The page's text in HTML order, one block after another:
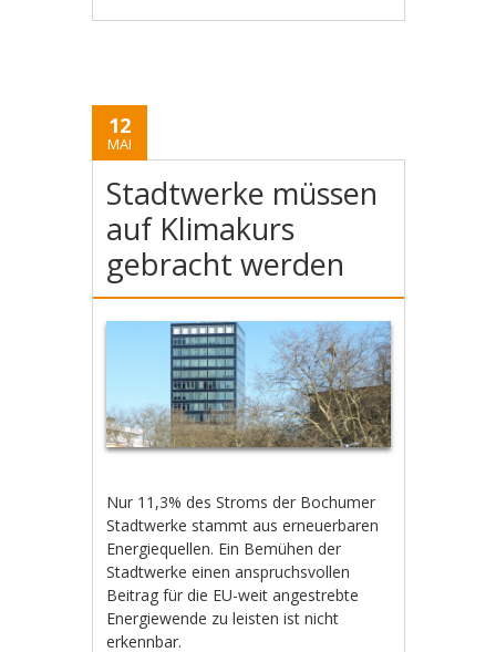
12
MAI
Stadtwerke müssen
auf Klimakurs
gebracht werden
Nur 11,3% des Stroms der Bochumer
Stadtwerke stammt aus erneuerbaren
Energiequellen. Ein Bemühen der
Stadtwerke einen anspruchsvollen
Beitrag für die EU-weit angestrebte
Energiewende zu leisten ist nicht
erkennbar.